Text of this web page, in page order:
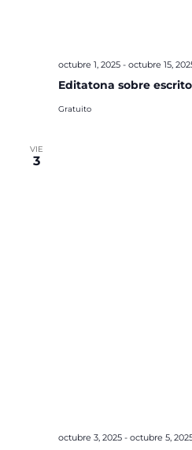
Editatona sobre
octubre 1, 2025- octubre 15,
Gratuito
VIE
3
octubre 3, 2025- octubre 5,